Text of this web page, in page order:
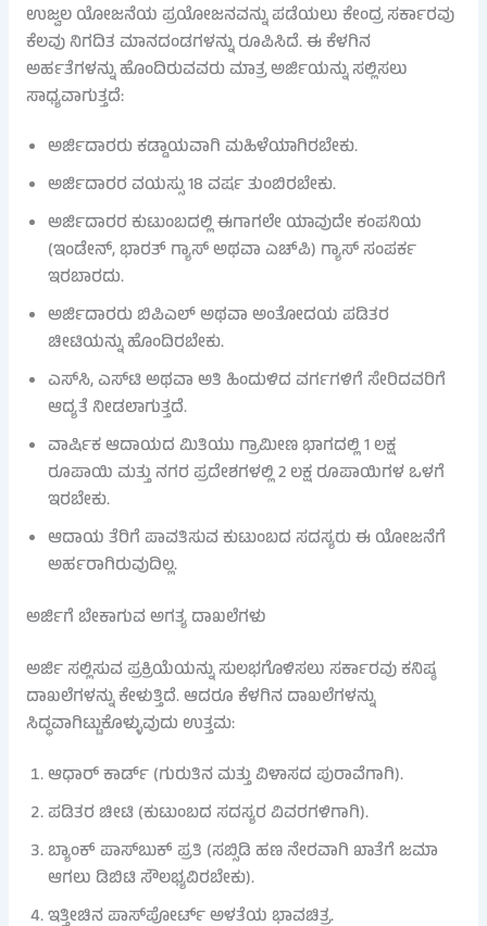
ಉಜ್ವಲ ಯೋಜನೆಯ ಪ್ರಯೋಜನವನ್ನು ಪಡೆಯಲು ಕೇಂದ್ರ ಸರ್ಕಾರವು
ಕೆಲವು ನಿಗದಿತ ಮಾನದಂಡಗಳನ್ನು ರೂಪಿಸಿದೆ. ಈ ಕೆಳಗಿನ
ಅರ್ಹತೆಗಳನ್ನು ಹೊಂದಿರುವವರು ಮಾತ್ರ ಅರ್ಜಿಯನ್ನು ಸಲ್ಲಿಸಲು
ಸಾಧ್ಯವಾಗುತ್ತದೆ:
ಅರ್ಜಿದಾರರು ಕಡ್ಡಾಯವಾಗಿ ಮಹಿಳೆಯಾಗಿರಬೇಕು.
ಅರ್ಜಿದಾರರ ವಯಸ್ಸು 18 ವರ್ಷ ತುಂಬಿರಬೇಕು.
ಅರ್ಜಿದಾರರ ಕುಟುಂಬದಲ್ಲಿ ಈಗಾಗಲೇ ಯಾವುದೇ ಕಂಪನಿಯ
(ಇಂಡೇನ್, ಭಾರತ್ ಗ್ಯಾಸ್ ಅಥವಾ ಎಚ್‌ಪಿ) ಗ್ಯಾಸ್ ಸಂಪರ್ಕ
ಇರಬಾರದು.
ಅರ್ಜಿದಾರರು ಬಿಪಿಎಲ್ ಅಥವಾ ಅಂತೋದಯ ಪಡಿತರ
ಚೀಟಿಯನ್ನು ಹೊಂದಿರಬೇಕು.
ಎಸ್‌ಸಿ, ಎಸ್‌ಟಿ ಅಥವಾ ಅತಿ ಹಿಂದುಳಿದ ವರ್ಗಗಳಿಗೆ ಸೇರಿದವರಿಗೆ
ಆದ್ಯತೆ ನೀಡಲಾಗುತ್ತದೆ.
ವಾರ್ಷಿಕ ಆದಾಯದ ಮಿತಿಯು ಗ್ರಾಮೀಣ ಭಾಗದಲ್ಲಿ 1 ಲಕ್ಷ
ರೂಪಾಯಿ ಮತ್ತು ನಗರ ಪ್ರದೇಶಗಳಲ್ಲಿ 2 ಲಕ್ಷ ರೂಪಾಯಿಗಳ ಒಳಗೆ
ಇರಬೇಕು.
ಆದಾಯ ತೆರಿಗೆ ಪಾವತಿಸುವ ಕುಟುಂಬದ ಸದಸ್ಯರು ಈ ಯೋಜನೆಗೆ
ಅರ್ಹರಾಗಿರುವುದಿಲ್ಲ.
ಅರ್ಜಿಗೆ ಬೇಕಾಗುವ ಅಗತ್ಯ ದಾಖಲೆಗಳು
ಅರ್ಜಿ ಸಲ್ಲಿಸುವ ಪ್ರಕ್ರಿಯೆಯನ್ನು ಸುಲಭಗೊಳಿಸಲು ಸರ್ಕಾರವು ಕನಿಷ್ಠ
ದಾಖಲೆಗಳನ್ನು ಕೇಳುತ್ತಿದೆ. ಆದರೂ ಕೆಳಗಿನ ದಾಖಲೆಗಳನ್ನು
ಸಿದ್ಧವಾಗಿಟ್ಟುಕೊಳ್ಳುವುದು ಉತ್ತಮ:
ಆಧಾರ್ ಕಾರ್ಡ್ (ಗುರುತಿನ ಮತ್ತು ವಿಳಾಸದ ಪುರಾವೆಗಾಗಿ).
ಪಡಿತರ ಚೀಟಿ (ಕುಟುಂಬದ ಸದಸ್ಯರ ವಿವರಗಳಿಗಾಗಿ).
ಬ್ಯಾಂಕ್ ಪಾಸ್‌ಬುಕ್ ಪ್ರತಿ (ಸಬ್ಸಿಡಿ ಹಣ ನೇರವಾಗಿ ಖಾತೆಗೆ ಜಮಾ
ಆಗಲು ಡಿಬಿಟಿ ಸೌಲಭ್ಯವಿರಬೇಕು).
ಇತ್ತೀಚಿನ ಪಾಸ್‌ಪೋರ್ಟ್ ಅಳತೆಯ ಭಾವಚಿತ್ರ.